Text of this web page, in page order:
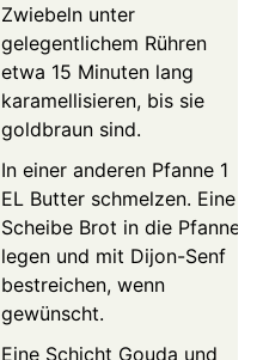
Zwiebeln unter
gelegentlichem Rühren
etwa 15 Minuten lang
karamellisieren, bis sie
goldbraun sind.
In einer anderen Pfanne 1
EL Butter schmelzen. Eine
Scheibe Brot in die Pfanne
legen und mit Dijon-Senf
bestreichen, wenn
gewünscht.
Eine Schicht Gouda und